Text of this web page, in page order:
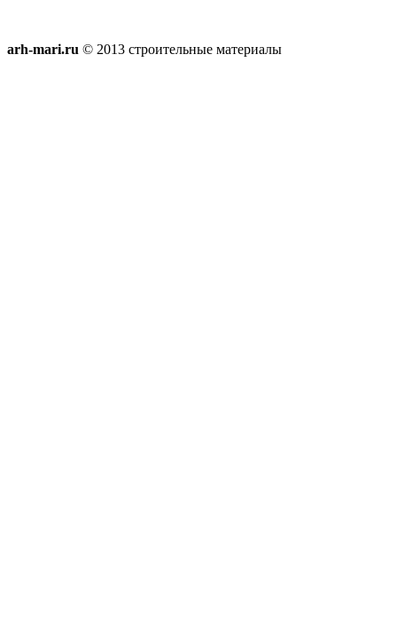
arh-mari.ru © 2013 строительные материалы